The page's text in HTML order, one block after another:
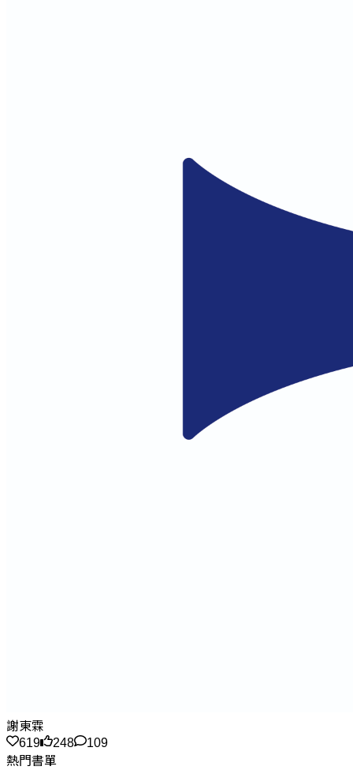
謝東霖
619
248
109
熱門書單